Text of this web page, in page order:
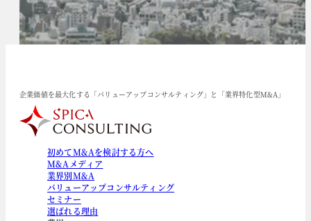
企業価値を最大化する「バリューアップコンサルティング」と「業界特化型M&A」
初めてM&Aを検討する方へ
M&Aメディア
業界別M&A
バリューアップコンサルティング
セミナー
選ばれる理由